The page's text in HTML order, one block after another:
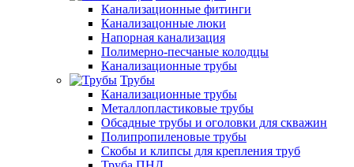
Канализационные фитинги
Канализацонные люки
Напорная канализация
Полимерно-песчаные колодцы
Канализационные трубы
Трубы
Канализационные трубы
Металлопластиковые трубы
Обсадные трубы и оголовки для скважин
Полипропиленовые трубы
Скобы и клипсы для крепления труб